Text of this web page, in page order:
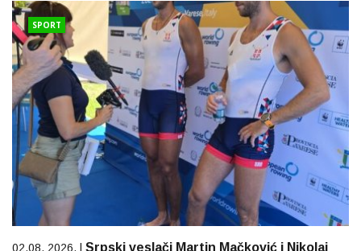
SPORT
02.08. 2026. | Srpski veslači Martin Mačković i Nikolaj